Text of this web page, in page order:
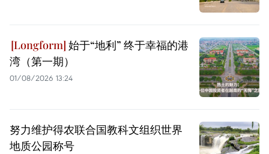
始于“地利” 终于幸福的港
湾（第一期）
01/08/2026 13:24
努力维护得农联合国教科文组织世界
地质公园称号